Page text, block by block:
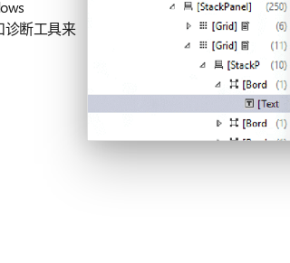
诊断工具来